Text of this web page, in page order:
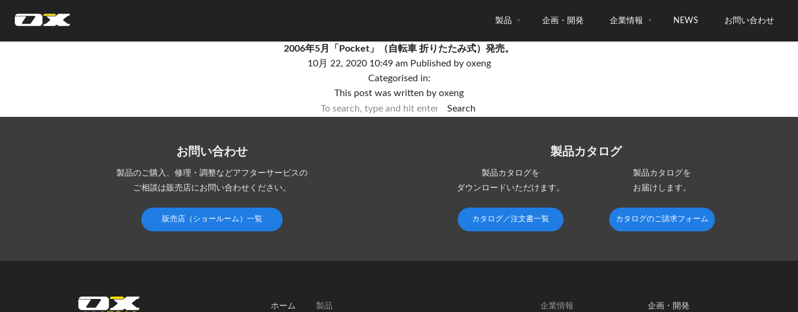
製品 企画・開発 企業情報 NEWS お問い合わせ
2006年5月「Pocket」（自転車 折りたたみ式）発売。
10月 22, 2020 10:49 am Published by oxeng
Categorised in:
This post was written by oxeng
Search
お問い合わせ
製品のご購入、修理・調整などアフターサービスの
ご相談は販売店にお問い合わせください。
販売店（ショールーム）一覧
製品カタログ
製品カタログを
ダウンロードいただけます。
カタログ／注文書一覧
製品カタログを
お届けします。
カタログのご請求フォーム
ホーム 製品 企業情報 企画・開発